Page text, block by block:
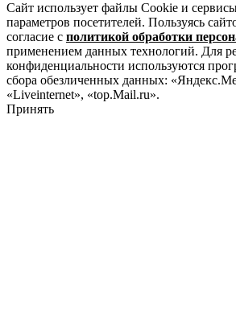
Сайт использует файлы Cookie и
параметров посетителей. Пользуясь
согласие с политикой обработки
применением данных технологий. Для
конфиденциальности используются
сбора обезличенных данных:
«Liveinternet», «top.Mail.ru».
Принять